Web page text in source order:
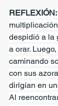
REFLEXIÓN:
despidió a la
a orar.
caminando
con sus
dirigían en
Al